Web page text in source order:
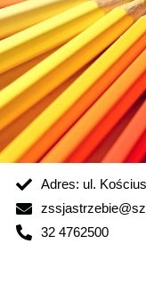
Adres: ul.
32 4762500